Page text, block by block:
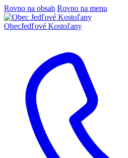
Rovno na obsah Rovno na menu
ObecJedľové Kostoľany